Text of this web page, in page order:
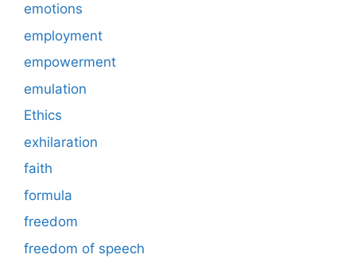
emotions
employment
empowerment
emulation
Ethics
exhilaration
faith
formula
freedom
freedom of speech